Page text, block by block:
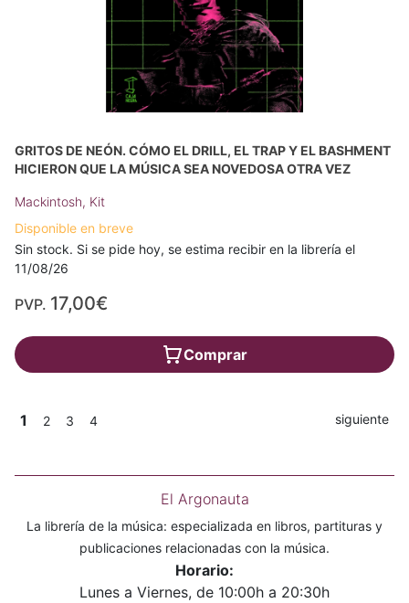
GRITOS DE NEÓN. CÓMO EL DRILL, EL TRAP Y EL BASHMENT
HICIERON QUE LA MÚSICA SEA NOVEDOSA OTRA VEZ
Mackintosh, Kit
Disponible en breve
Sin stock. Si se pide hoy, se estima recibir en la librería el
11/08/26
PVP. 17,00€
Comprar
1 2 3 4 siguiente
El Argonauta
La librería de la música: especializada en libros, partituras y
publicaciones relacionadas con la música.
Horario:
Lunes a Viernes, de 10:00h a 20:30h